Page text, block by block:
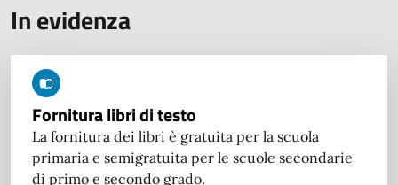
In evidenza
Fornitura libri di testo
La fornitura dei libri è gratuita per la scuola
primaria e semigratuita per le scuole secondarie
di primo e secondo grado.